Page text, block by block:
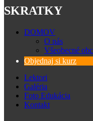
SKRATKY
DOMOV
O nás
Všeobecné
Zásady
Objednaj si kurz
Lektori
Galéria
Foto Edukácia
Kontakt